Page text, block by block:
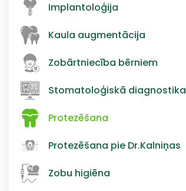
Implantoloģija
Kaula augmentācija
Zobārtniecība bērniem
Stomatoloģiskā diagnostika
Protezēšana
Protezēšana pie Dr.Kalniņas
Zobu higiēna